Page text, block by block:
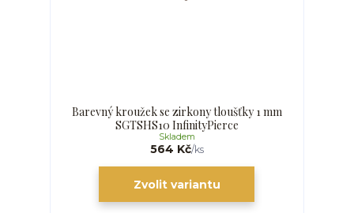
Barevný kroužek se zirkony tloušťky 1 mm
SGTSHS10 InfinityPierce
564 Kč/ks
Skladem
Zvolit variantu